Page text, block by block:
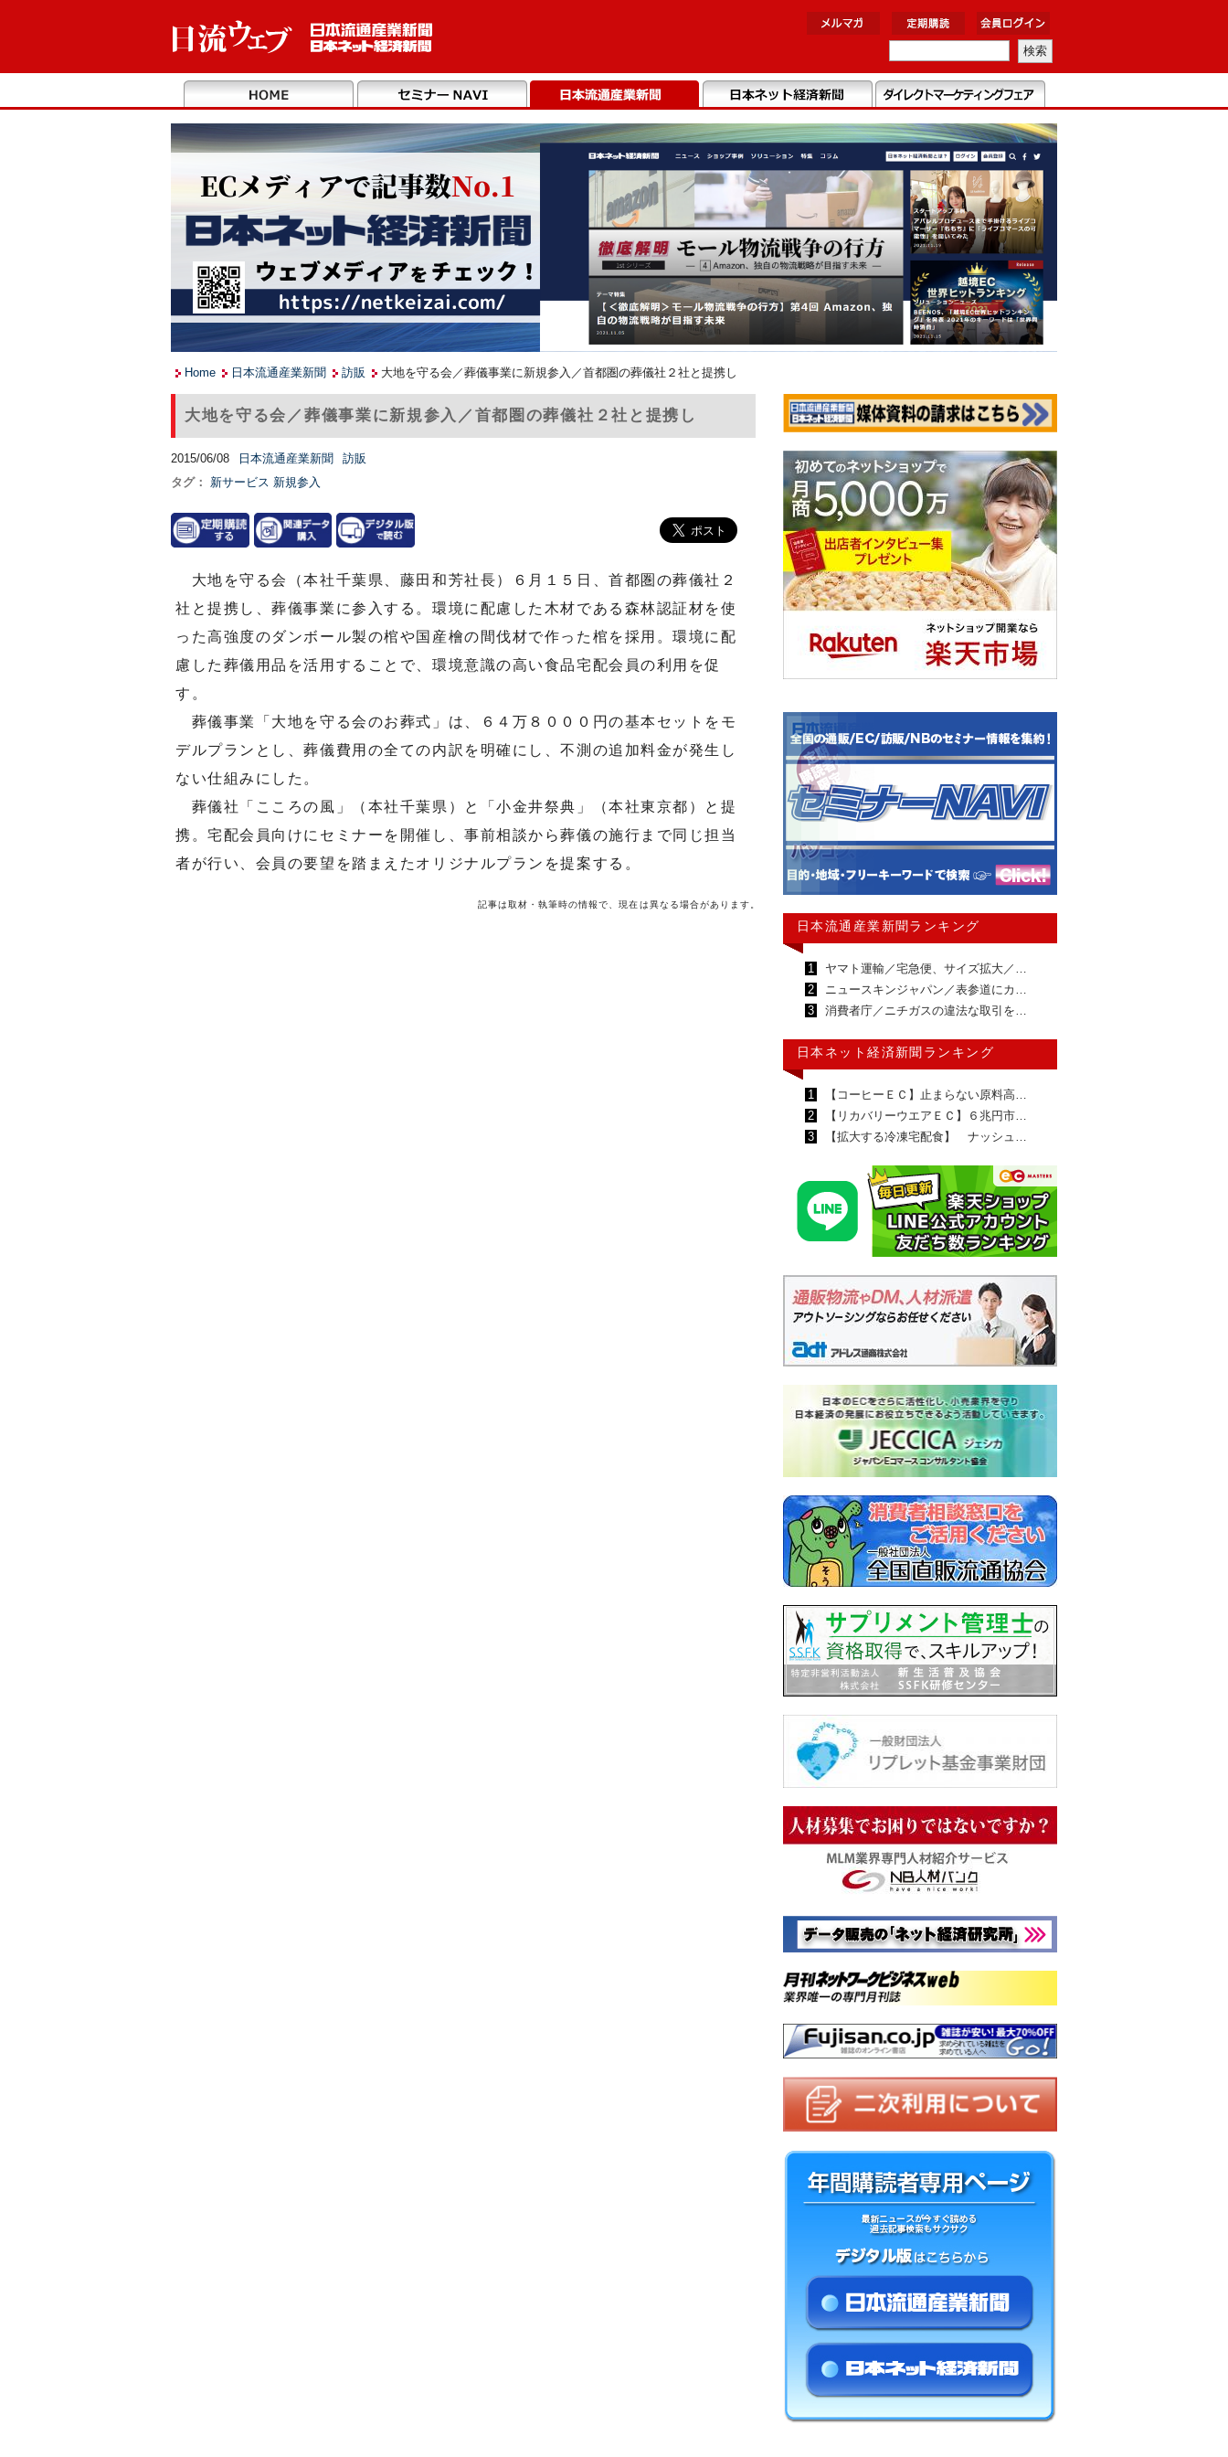
Home 日本流通産業新聞 訪販 大地を守る会／葬儀事業に新規参入／首都圏の葬儀社２社と提携し
大地を守る会／葬儀事業に新規参入／首都圏の葬儀社２社と提携し
2015/06/08 日本流通産業新聞
訪販
タグ：
新サービス 新規参入
大地を守る会（本社千葉県、藤田和芳社長）６月１５日、首都圏の葬儀社２
社と提携し、葬儀事業に参入する。環境に配慮した木材である森林認証材を使
った高強度のダンボール製の棺や国産檜の間伐材で作った棺を採用。環境に配
慮した葬儀用品を活用することで、環境意識の高い食品宅配会員の利用を促
す。
葬儀事業「大地を守る会のお葬式」は、６４万８０００円の基本セットをモ
デルプランとし、葬儀費用の全ての内訳を明確にし、不測の追加料金が発生し
ない仕組みにした。
葬儀社「こころの風」（本社千葉県）と「小金井祭典」（本社東京都）と提
携。宅配会員向けにセミナーを開催し、事前相談から葬儀の施行まで同じ担当
者が行い、会員の要望を踏まえたオリジナルプランを提案する。
記事は取材・執筆時の情報で、現在は異なる場合があります。
日本流通産業新聞ランキング
1
ヤマト運輸／宅急便、サイズ拡大／…
2
ニュースキンジャパン／表参道にカ…
3
消費者庁／ニチガスの違法な取引を…
日本ネット経済新聞ランキング
1
【コーヒーＥＣ】止まらない原料高…
2
【リカバリーウエアＥＣ】６兆円市…
3
【拡大する冷凍宅配食】 ナッシュ…